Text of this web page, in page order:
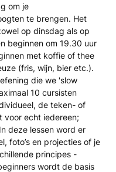
om je
te brengen. Het
op dinsdag als op
beginnen om 19.30 uur
met koffie of thee
(fris, wijn, bier etc.).
die we 'slow
10 cursisten
de teken- of
voor echt iedereen;
deze lessen word er
foto’s en projecties of je
principes -
wordt de basis